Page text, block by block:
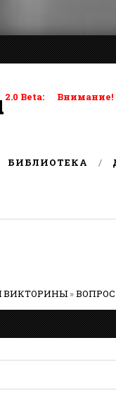
2.0 Beta: Внимание!
БИБЛИОТЕКА
ВИКТОРИНЫ »